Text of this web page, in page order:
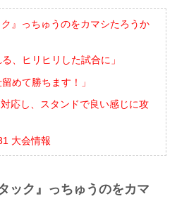
』っちゅうのをカマシたろうか
、ヒリヒリした試合に」
めて勝ちます！」
応し、スタンドで良い感じに攻
大会情報
ック』っちゅうのをカマ